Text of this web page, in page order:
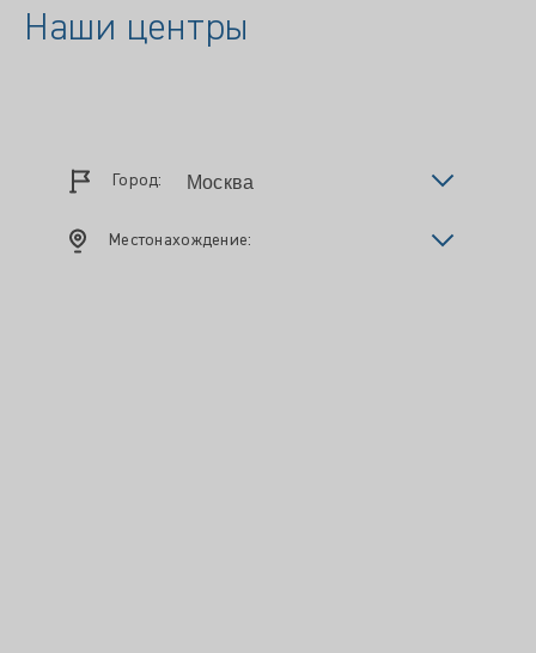
Наши центры
Город:
Местонахождение: